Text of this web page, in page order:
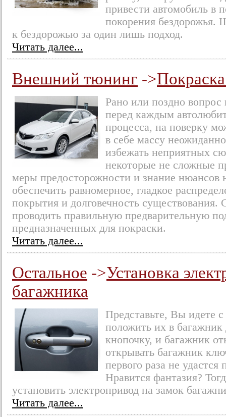
привести автомобиль в
покорения бездорожья.
к бездорожью за один лишь подход.
Читать далее...
Внешний тюнинг ->
Рано или поздно вопрос
перед каждым
процесса, на поверку
в себе массу
избежать неприятных
некоторые не сложные
меры предосторожности и знание нюансов
обеспечить равномерное, гладкое
покрытия и долговечность существования.
проводить правильную предварительную
предназначенных для покраски.
Читать далее...
Остальное ->Установка
багажника
Представьте, Вы идете
положить их в багажник
кнопочку, и багажник
открывать багажник
первого раза не
Нравится фантазия?
установить электропривод на замок
Читать далее...